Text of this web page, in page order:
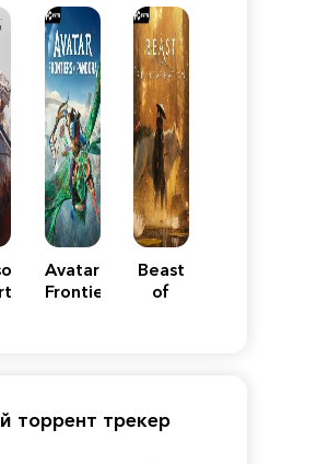
Edition
Y
Avatar:
Frontiers
Beast
of
торрент трекер